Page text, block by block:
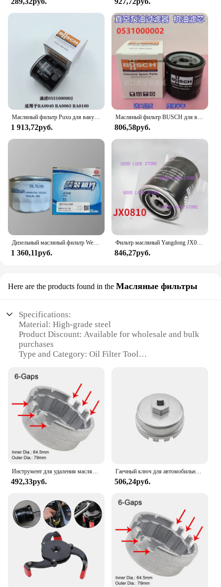
1 913,72руб.
Масляный фильтр BUSCH для вакуумного насоса, масляный фильтр 0531000002, элемент масляного фильтра 712, масляная сетка 940
806,58руб.
Дизельный масляный фильтр Weichai, 1001562599 оригинальные детали, оригинальные аксессуары
1 360,11руб.
Фильтр масляный Yangdong JX0810 (Y4MG-09300), детали двигателя Yangdong
846,27руб.
Here are the products found in the Масляные фильтры
Specifications:
Material: High-grade steel
Product Discount: Available for wholesale and bulk
purchases
Type and Category: Oil Filter Tool
construction
Usage and Purpose: Efficient oil filter removal and
installation
Typical Adaptive Scenario: Suitable for various
vehicles with standard oil filters
Shape or Size or Weight or Quantity: Compact and
lightweight, easy to handle
Performance and Property: Precision-engineered for
optimal performance
Features:
**Effortless Maintenance and Installation**
vehicle owner or mechanic seeking a reliable
solution for oil filter changes. Designed with the
user in mind, this tool is crafted from high-grade
steel, ensuring durability and longevity. Its
ergonomic design not only makes it comfortable to
use but also allows for a secure grip, reducing the
risk of slips and accidents. Whether you're a
professional mechanic or a DIY enthusiast, this tool
is your go-to companion for efficient oil filter
492,33руб.
Гаечный ключ для автомобильного масляного фильтра, алюминиевый колпачок, инструмент для снятия крышки для Toyota Prius Corolla Rav4 Matrix Lexus Camry Tundra Sienna Avalon
506,24руб.